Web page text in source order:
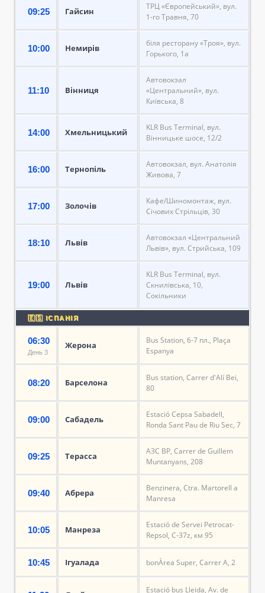
09:25 Гайсин
ТРЦ «Європейський», вул.
1-го Травня, 70
10:00 Немирів
біля ресторану «Троя», вул.
Горького, 1а
11:10 Вінниця
Автовокзал
«Центральний», вул.
Київська, 8
14:00 Хмельницький
KLR Bus Terminal, вул.
Вінницьке шосе, 12/2
16:00 Тернопіль
Автовокзал, вул. Анатолія
Живова, 7
17:00 Золочів
Кафе/Шиномонтаж, вул.
Січових Стрільців, 30
18:10 Львів
Автовокзал «Центральний
Львів», вул. Стрийська, 109
19:00 Львів
KLR Bus Terminal, вул.
Скнилівська, 10,
Сокільники
🇪🇸 ІСПАНІЯ
06:30
День 3
Жерона
Bus Station, 6-7 пл., Plaça
Espanya
08:20 Барселона
Bus station, Carrer d'Alí Bei,
80
09:00 Сабадель
Estació Cepsa Sabadell,
Ronda Sant Pau de Riu Sec, 7
09:25 Терасса
АЗС BP, Carrer de Guillem
Muntanyans, 208
09:40 Абрера
Benzinera, Ctra. Martorell a
Manresa
10:05 Манреза
Estació de Servei Petrocat-
Repsol, C-37z, км 95
10:45 Ігуалада bonÀrea Super, Carrer A, 2
Estació bus Lleida, Av. de